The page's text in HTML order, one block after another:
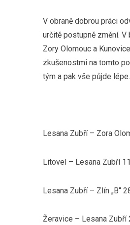
V obraně dobrou práci
určitě postupně změní.
Zory Olomouc a
zkušenostmi na tomto
tým a pak vše půjde lépe.
Lesana Zubří – Zora
Litovel – Lesana Zubří
Lesana Zubří – Zlín „B“
Žeravice – Lesana Zubří